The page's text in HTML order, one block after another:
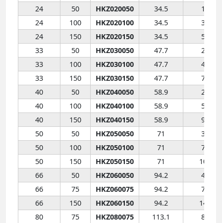
24
50 HKZ020050 34.5
173
24
100 HKZ020100 34.5
346
24
150 HKZ020150 34.5
518
33
50 HKZ030050 47.7
239
33
100 HKZ030100 47.7
477
33
150 HKZ030150 47.7
716
40
50 HKZ040050 58.9
257
40
100 HKZ040100 58.9
513
40
150 HKZ040150 58.9
900
50
50 HKZ050050 71
355
50
100 HKZ050100 71
710
50
150 HKZ050150 71
1065
66
50 HKZ060050 94.2
471
66
75 HKZ060075 94.2
707
66
150 HKZ060150 94.2
1413
80
75 HKZ080075 113.1
848